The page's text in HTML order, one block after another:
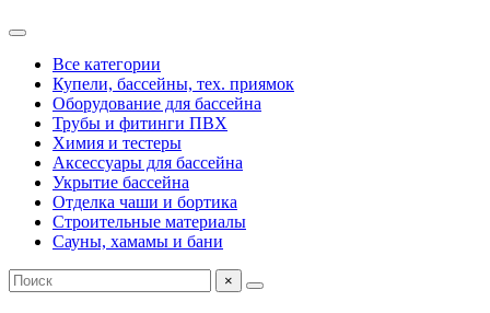
Все категории
Купели, бассейны, тех. приямок
Оборудование для бассейна
Трубы и фитинги ПВХ
Химия и тестеры
Аксессуары для бассейна
Укрытие бассейна
Отделка чаши и бортика
Строительные материалы
Сауны, хамамы и бани
×